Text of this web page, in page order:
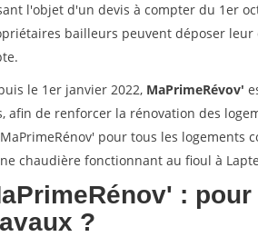
l'objet d'un devis à compter du 1er
bailleurs peuvent déposer
le 1er janvier 2022, MaPrimeRévov'
afin de renforcer la rénovation des
pour tous les logements
chaudière fonctionnant au fioul à
:
?